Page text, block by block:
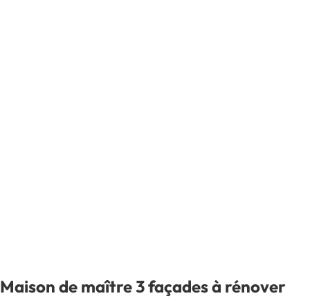
Maison de maître 3 façades à rénover